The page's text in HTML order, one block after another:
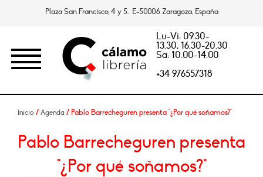
Plaza San Francisco, 4 y 5. E-50006 Zaragoza, España
Lu-Vi: 09.30-
13.30, 16.30-20.30
Sa: 10.00-14.00
+34 976557318
Inicio / Agenda / Pablo Barrecheguren presenta "¿Por qué soñamos?"
Pablo Barrecheguren presenta
"¿Por qué soñamos?"